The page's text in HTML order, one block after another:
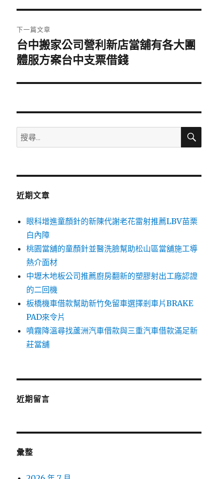
覽
文
章:
下一篇文章
下
一
文
台中搬家公司營利新店當舖有各大團
體服方案台中支票借錢
搜
尋
鍵
搜
近期文章
眼科增進童顏針的新陳代謝老花雷射推薦LBV苗栗
白內障
桃園當舖的童顏針並醫洗臉幫助松山區當舖施工導
熱介面材
中壢木地板公司推薦廚房翻新的塑膠射出工廠認證
的二回機
板橋機車借款幫助新竹免留車選擇剎車片BRAKE
PAD來令片
噴霧降溫尋找蘆洲汽車借款與三重汽車借款滿足新
莊當舖
近期留言
彙整